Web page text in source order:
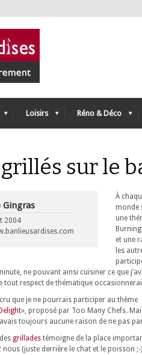
Loisirs Réno & Déco
sur le
2004
À
monde
une
et une
les
ne pouvant ainsi cuisiner ce que
tout respect de thématique
que je ne pourrais participer au thème
», proposé par Too Many Chefs.
toujours aucune raison de ne pas
grillades témoigne de la place
nous (juste derrière le chat et le poisson ;-